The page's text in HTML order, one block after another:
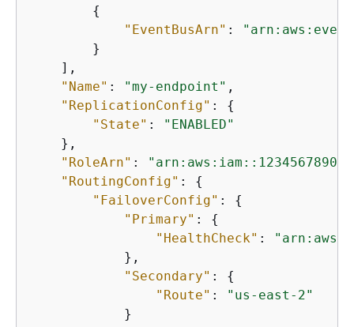
{
"EventBusArn" :
        }
    ],
"Name" : "my-endpoint" ,
"ReplicationConfig" : {
"State" :
"ENABLED"
    },
"RoleArn" :
"RoutingConfig" : {
"FailoverConfig" : {
"Primary" : {
"HealthCheck" :
            },
"Secondary" : {
"Route" :
"us-east-2"
            }